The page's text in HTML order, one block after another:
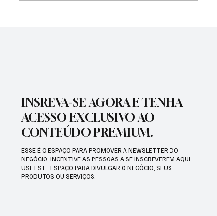
INSREVA-SE AGORA E TENHA
ACESSO EXCLUSIVO AO
CONTEÚDO PREMIUM.
ESSE É O ESPAÇO PARA PROMOVER A NEWSLETTER DO
NEGÓCIO. INCENTIVE AS PESSOAS A SE INSCREVEREM AQUI.
USE ESTE ESPAÇO PARA DIVULGAR O NEGÓCIO, SEUS
PRODUTOS OU SERVIÇOS.